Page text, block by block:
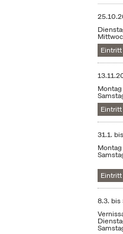
31.1.
8.3. bis